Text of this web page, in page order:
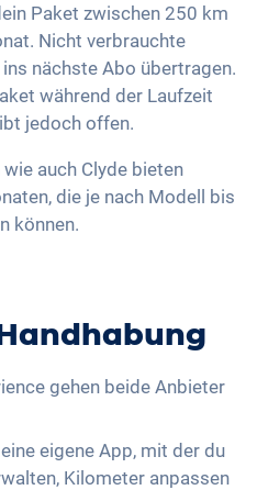
Paket zwischen 250 km
Nicht verbrauchte
nächste Abo übertragen.
während der Laufzeit
jedoch offen.
auch Clyde bieten
die je nach Modell bis
können.
gehen beide Anbieter
eigene App, mit der du
Kilometer anpassen